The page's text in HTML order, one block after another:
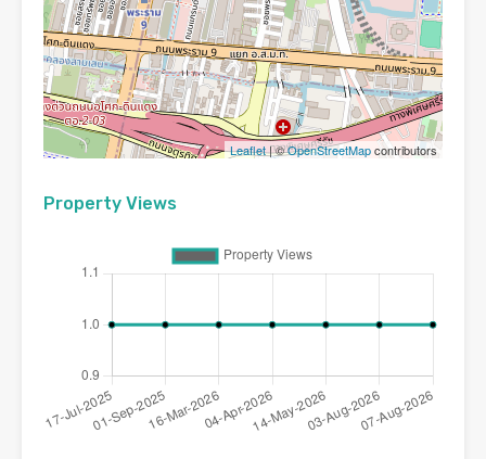
Leaflet| ©OpenStreetMapcontributors
Property Views